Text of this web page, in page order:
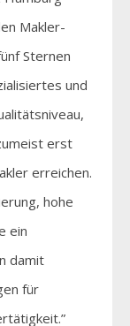
Makler-
Sternen
und
erst
erreichen.
hohe
ein
damit
für